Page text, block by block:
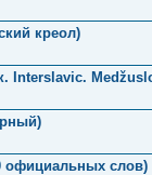
креол)
Interslavic.
официальных слов)